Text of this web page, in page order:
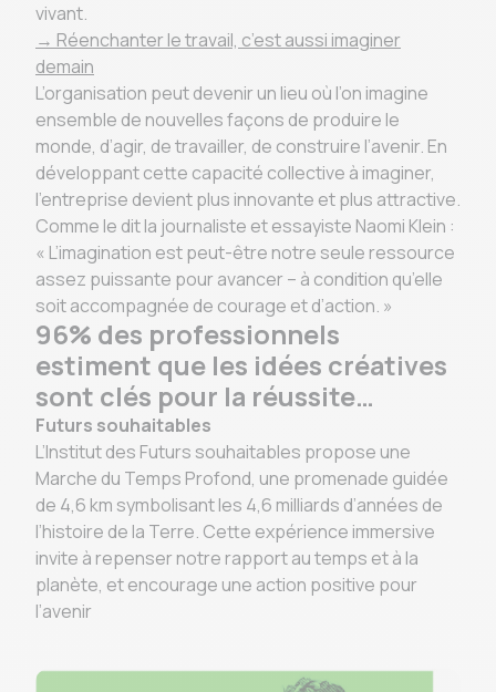
vivant.
→ Réenchanter le travail, c’est aussi imaginer
demain
L’organisation peut devenir un lieu où l’on imagine
ensemble de nouvelles façons de produire le
monde, d’agir, de travailler, de construire l’avenir. En
développant cette capacité collective à imaginer,
l’entreprise devient plus innovante et plus attractive.
Comme le dit la journaliste et essayiste Naomi Klein :
« L’imagination est peut-être notre seule ressource
assez puissante pour avancer – à condition qu’elle
soit accompagnée de courage et d’action. »
96% des professionnels
estiment que les idées créatives
sont clés pour la réussite…
Futurs souhaitables
L’Institut des Futurs souhaitables propose une
Marche du Temps Profond, une promenade guidée
de 4,6 km symbolisant les 4,6 milliards d’années de
l’histoire de la Terre. Cette expérience immersive
invite à repenser notre rapport au temps et à la
planète, et encourage une action positive pour
l’avenir